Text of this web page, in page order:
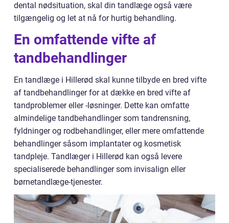
dental nødsituation, skal din tandlæge også være
tilgængelig og let at nå for hurtig behandling.
En omfattende vifte af
tandbehandlinger
En tandlæge i Hillerød skal kunne tilbyde en bred vifte
af tandbehandlinger for at dække en bred vifte af
tandproblemer eller -løsninger. Dette kan omfatte
almindelige tandbehandlinger som tandrensning,
fyldninger og rodbehandlinger, eller mere omfattende
behandlinger såsom implantater og kosmetisk
tandpleje. Tandlæger i Hillerød kan også levere
specialiserede behandlinger som invisalign eller
børnetandlæge-tjenester.